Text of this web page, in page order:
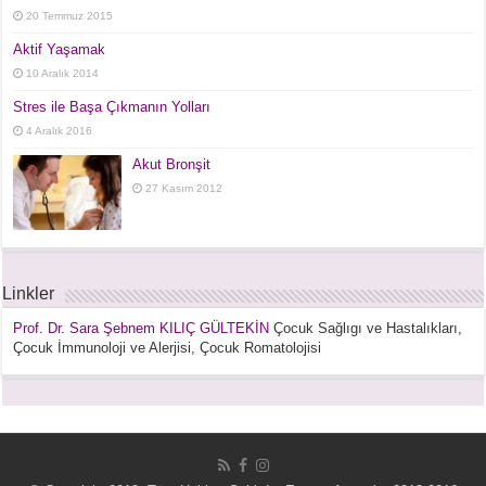
20 Temmuz 2015
Aktif Yaşamak
10 Aralık 2014
Stres ile Başa Çıkmanın Yolları
4 Aralık 2016
Akut Bronşit
27 Kasım 2012
Linkler
Prof. Dr. Sara Şebnem KILIÇ GÜLTEKİN Çocuk Sağlıgı ve Hastalıkları,
Çocuk İmmunoloji ve Alerjisi, Çocuk Romatolojisi